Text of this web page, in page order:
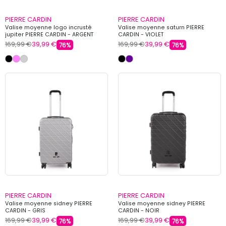
PIERRE CARDIN
Valise moyenne logo incrusté
jupiter PIERRE CARDIN - ARGENT
169,99 €39,99 € 76%
PIERRE CARDIN
Valise moyenne saturn PIERRE
CARDIN - VIOLET
169,99 €39,99 € 76%
PIERRE CARDIN
Valise moyenne sidney PIERRE
CARDIN - GRIS
169,99 €39,99 € 76%
PIERRE CARDIN
Valise moyenne sidney PIERRE
CARDIN - NOIR
169,99 €39,99 € 76%